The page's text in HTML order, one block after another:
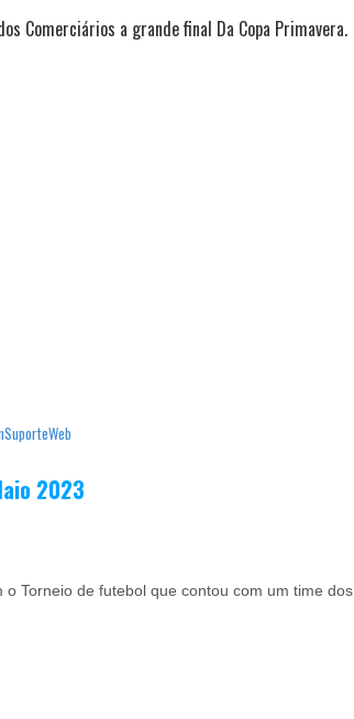
Comerciários a grande final Da Copa Primavera.
2023
Torneio de futebol que contou com um time dos